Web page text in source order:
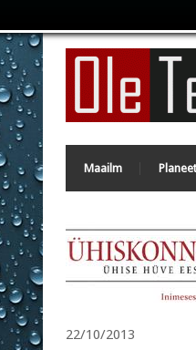
Maailm Planeet
22/10/2013